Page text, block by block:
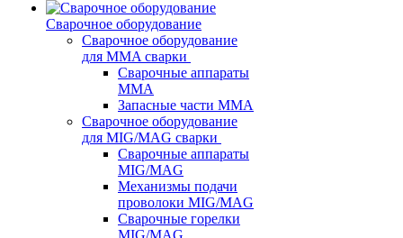
Сварочное оборудование
Сварочное оборудование
для MMA сварки
Сварочные аппараты
MMA
Запасные части MMA
Сварочное оборудование
для MIG/MAG сварки
Сварочные аппараты
MIG/MAG
Механизмы подачи
проволоки MIG/MAG
Сварочные горелки
MIG/MAG